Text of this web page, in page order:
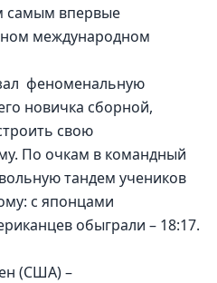
самым впервые
международном
феноменальную
новичка сборной,
свою
По очкам в командный
тандем учеников
с японцами
обыграли – 18:17.
(США) –